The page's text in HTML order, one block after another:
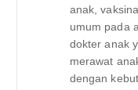
anak,
umum pada
dokter anak
merawat
dengan